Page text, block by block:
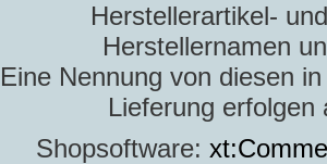
Herstellerartikel-
Herstellernamen
Eine Nennung von diesen
Lieferung
Shopsoftware: